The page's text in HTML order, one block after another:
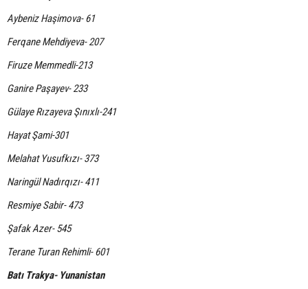
Aybeniz Haşimova- 61
Ferqane Mehdiyeva- 207
Firuze Memmedli-213
Ganire Paşayev- 233
Gülaye Rızayeva Şınıxlı-241
Hayat Şami-301
Melahat Yusufkızı- 373
Naringül Nadırqızı- 411
Resmiye Sabir- 473
Şafak Azer- 545
Terane Turan Rehimli- 601
Batı Trakya- Yunanistan